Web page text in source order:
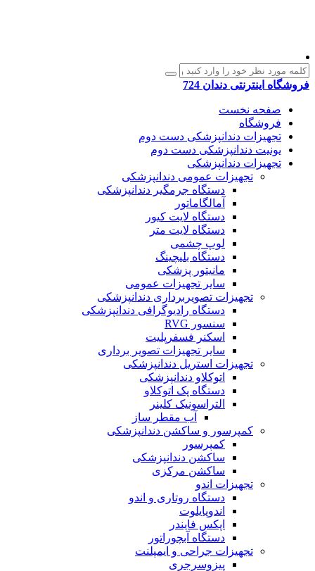
فروشگاه اینترنتی دندان 724
صفحه نخست
فروشگاه
تجهیزات دندانپزشکی دست دوم
یونیت دندانپزشکی دست دوم
تجهیزات دندانپزشکی
تجهیزات عمومی دندانپزشکی
دستگاه جرمگیر دندانپزشکی
آمالگاماتور
دستگاه لایت کیور
دستگاه لایت متر
لوپ چشمی
دستگاه بلیچینگ
مانیتور پزشکی
سایر تجهیزات عمومی
تجهیزات تصویربرداری دندانپزشکی
دستگاه رادیوگرافی دندانپزشکی
سنسور RVG
اسکنر فسفرپلیت
سایر تجهیزات تصویر برداری
تجهیزات استریل دندانپزشکی
اتوکلاو دندانپزشکی
دستگاه پک اتوکلاو
التراسونیک کلینر
آب مقطر ساز
کمپرسور و ساکشن دندانپزشکی
کمپرسور
ساکشن دندانپزشکی
ساکشن مرکزی
تجهیزات اندو
دستگاه روتاری و اندو
اندوپایلوت
اپکس فایندر
دستگاه آبچوراتور
تجهیزات جراحی و ایمپلنت
پیزوسرجری